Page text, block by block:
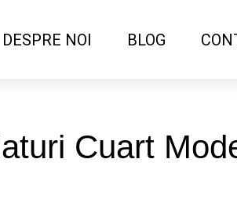
DESPRE NOI BLOG
Cuart